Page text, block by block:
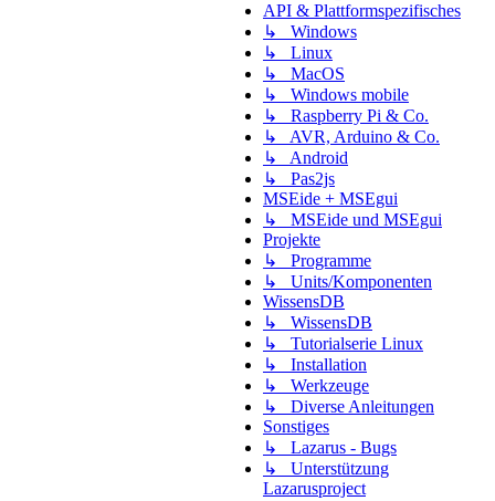
API & Plattformspezifisches
↳ Windows
↳ Linux
↳ MacOS
↳ Windows mobile
↳ Raspberry Pi & Co.
↳ AVR, Arduino & Co.
↳ Android
↳ Pas2js
MSEide + MSEgui
↳ MSEide und MSEgui
Projekte
↳ Programme
↳ Units/Komponenten
WissensDB
↳ WissensDB
↳ Tutorialserie Linux
↳ Installation
↳ Werkzeuge
↳ Diverse Anleitungen
Sonstiges
↳ Lazarus - Bugs
↳ Unterstützung
Lazarusproject